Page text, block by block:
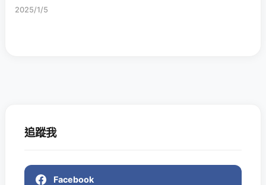
2025/1/5
追蹤我
Facebook